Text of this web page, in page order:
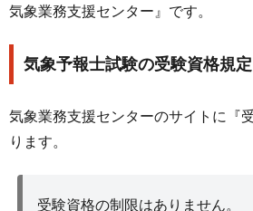
気象業務支援センター』です。
気象予報士試験の受験資格規定
気象業務支援センターのサイトに『
ります。
受験資格の制限はありません。